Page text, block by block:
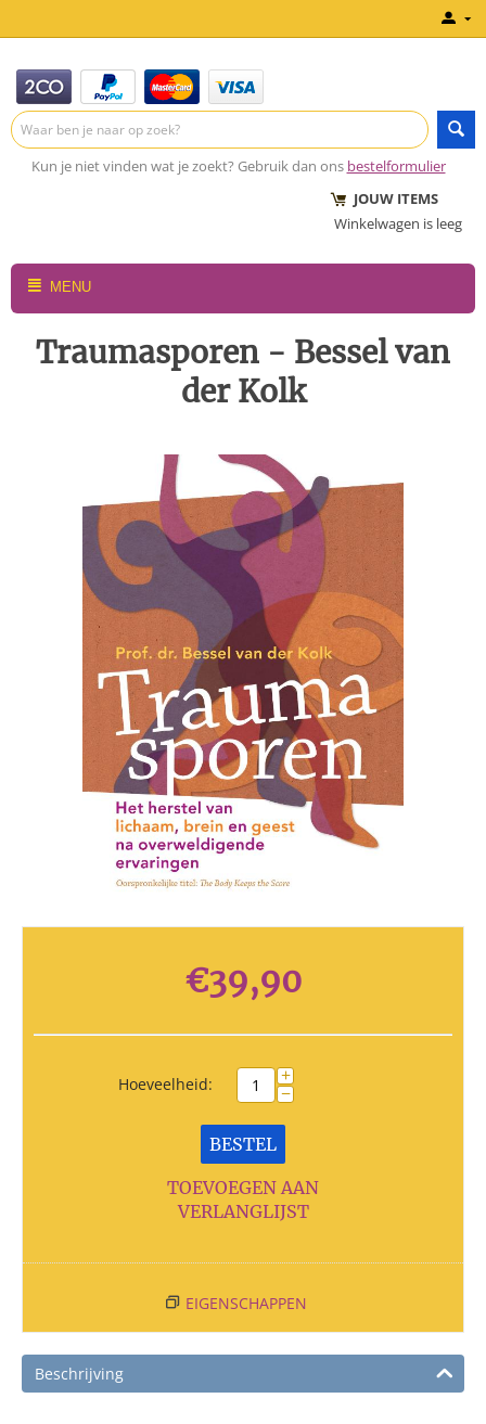
Kun je niet vinden wat je zoekt? Gebruik dan ons bestelformulier
JOUW ITEMS
Winkelwagen is leeg
MENU
Traumasporen - Bessel van
der Kolk
€39,90
Hoeveelheid: +
−
BESTEL
TOEVOEGEN AAN
VERLANGLIJST
EIGENSCHAPPEN
Beschrijving